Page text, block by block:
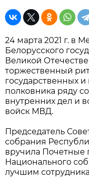
24 марта 2021 г. в
Белорусского
Великой
торжественный
государственных
полковника ряду
внутренних дел и
войск МВД.
Председатель
собрания
вручила Почетные
Национального
лучшим